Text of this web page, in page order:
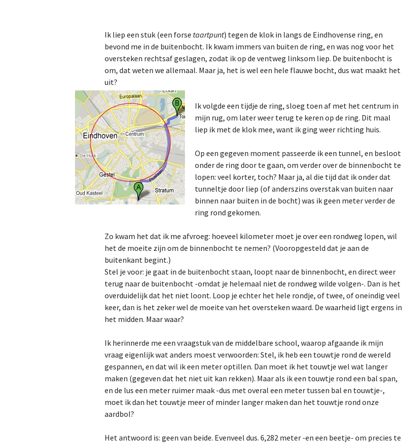
Ik liep een stuk (een forse taartpunt) tegen de klok in langs de Eindhovense ring, en
bevond me in de buitenbocht. Ik kwam immers van buiten de ring, en was nog voor het
oversteken rechtsaf geslagen, zodat ik op de ventweg linksom liep. De buitenbocht is
om, dat weten we allemaal. Maar ja, het is wel een hele flauwe bocht, dus wat maakt het
uit?
Ik volgde een tijdje de ring, sloeg toen af met het centrum in
mijn rug, om later weer terug te keren op de ring. Dit maal
liep ik met de klok mee, want ik ging weer richting huis.
Op een gegeven moment passeerde ik een tunnel, en besloot
onder de ring door te gaan, om verder over de binnenbocht te
lopen: veel korter, toch? Maar ja, al die tijd dat ik onder dat
tunneltje door liep (of anderszins overstak van buiten naar
binnen naar buiten in de bocht) was ik geen meter verder de
ring rond gekomen.
Zo kwam het dat ik me afvroeg: hoeveel kilometer moet je over een rondweg lopen, wil
het de moeite zijn om de binnenbocht te nemen? (Vooropgesteld dat je aan de
buitenkant begint.)
Stel je voor: je gaat in de buitenbocht staan, loopt naar de binnenbocht, en direct weer
terug naar de buitenbocht -omdat je helemaal niet de rondweg wilde volgen-. Dan is het
overduidelijk dat het niet loont. Loop je echter het hele rondje, of twee, of oneindig veel
keer, dan is het zeker wel de moeite van het oversteken waard. De waarheid ligt ergens in
het midden. Maar waar?
Ik herinnerde me een vraagstuk van de middelbare school, waarop afgaande ik mijn
vraag eigenlijk wat anders moest verwoorden: Stel, ik heb een touwtje rond de wereld
gespannen, en dat wil ik een meter optillen. Dan moet ik het touwtje wel wat langer
maken (gegeven dat het niet uit kan rekken). Maar als ik een touwtje rond een bal span,
en de lus een meter ruimer maak -dus met overal een meter tussen bal en touwtje-,
moet ik dan het touwtje meer of minder langer maken dan het touwtje rond onze
aardbol?
Het antwoord is: geen van beide. Evenveel dus. 6,282 meter -en een beetje- om precies te